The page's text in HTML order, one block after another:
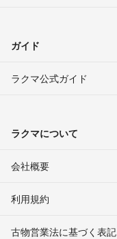
ガイド
ラクマ公式ガイド
ラクマについて
会社概要
利用規約
古物営業法に基づく表記